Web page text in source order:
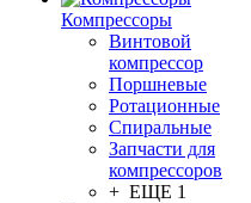
Компрессоры
Винтовой
компрессор
Поршневые
Ротационные
Спиральные
Запчасти для
компрессоров
+ ЕЩЕ 1